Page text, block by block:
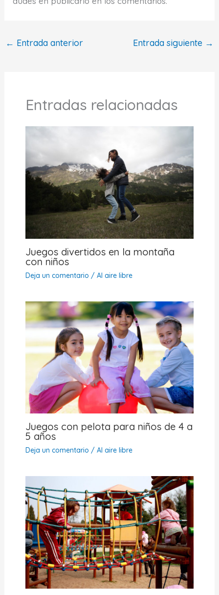
← Entrada anterior Entrada siguiente →
Entradas relacionadas
Juegos divertidos en la montaña
con niños
Deja un comentario / Al aire libre
Juegos con pelota para niños de 4 a
5 años
Deja un comentario / Al aire libre